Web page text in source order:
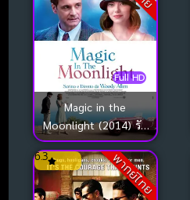
Full HD
Magic in the
Moonlight (2014) รัก
นั้นพระจันทร์ดลใจ
พากย์ไทย
6.3